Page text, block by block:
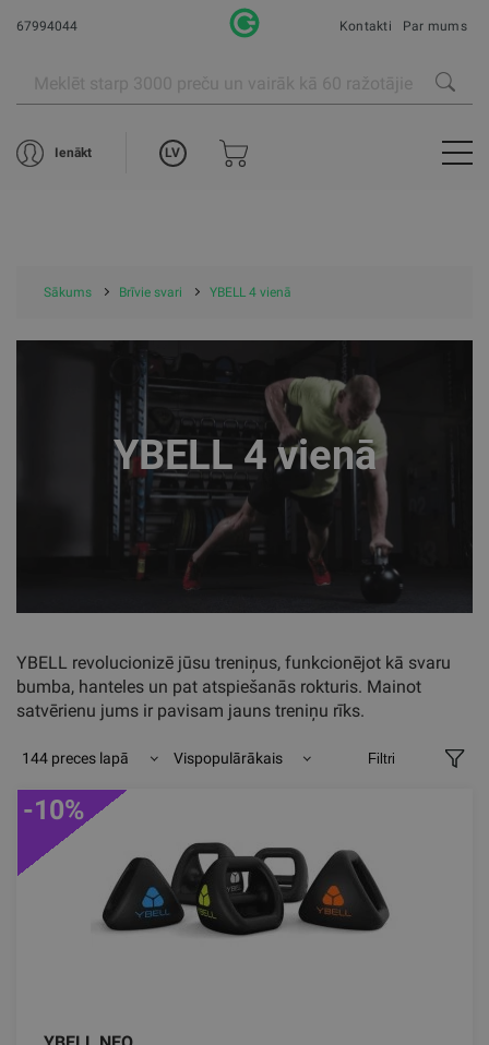
67994044 Kontakti Par mums
Ienākt LV
Sākums Brīvie svari YBELL 4 vienā
YBELL 4 vienā
YBELL revolucionizē jūsu treniņus, funkcionējot kā svaru
bumba, hanteles un pat atspiešanās rokturis. Mainot
satvērienu jums ir pavisam jauns treniņu rīks.
144 preces lapā Vispopulārākais Filtri
-10%